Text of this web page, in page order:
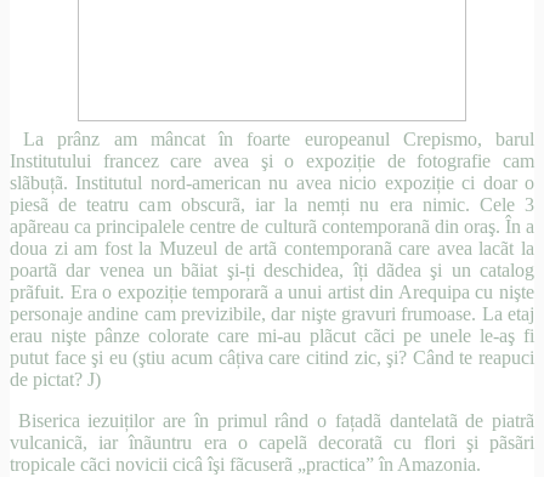
La prânz am mâncat în foarte europeanul Crepismo, barul
Institutului francez care avea şi o expoziție de fotografie cam
slãbuțã. Institutul nord-american nu avea nicio expoziție ci doar o
piesã de teatru cam obscurã, iar la nemți nu era nimic. Cele 3
apãreau ca principalele centre de culturã contemporanã din oraş. În a
doua zi am fost la Muzeul de artã contemporanã care avea lacãt la
poartã dar venea un bãiat şi-ți deschidea, îți dãdea şi un catalog
prãfuit. Era o expoziție temporarã a unui artist din Arequipa cu nişte
personaje andine cam previzibile, dar nişte gravuri frumoase. La etaj
erau nişte pânze colorate care mi-au plãcut cãci pe unele le-aş fi
putut face şi eu (ştiu acum câțiva care citind zic, şi? Când te reapuci
de pictat? J)
Biserica iezuiților are în primul rând o fațadã dantelatã de piatrã
vulcanicã, iar înãuntru era o capelã decoratã cu flori şi pãsãri
tropicale cãci novicii cicâ îşi fãcuserã „practica” în Amazonia.